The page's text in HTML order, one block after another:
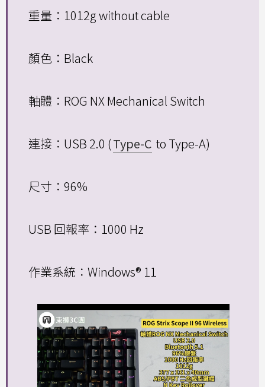
重量：1012g without cable
顏色：Black
軸體：ROG NX Mechanical Switch
連接：USB 2.0 (Type-C to Type-A)
尺寸：96%
USB 回報率：1000 Hz
作業系統：Windows® 11